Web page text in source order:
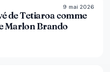
96% 51
9 mai 2026
de Tetiaroa comme
Marlon Brando